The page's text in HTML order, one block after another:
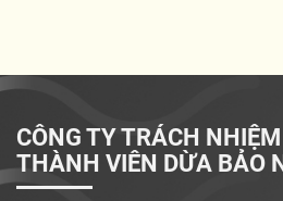
CÔNG TY TRÁCH
THÀNH VIÊN DỪA BẢO